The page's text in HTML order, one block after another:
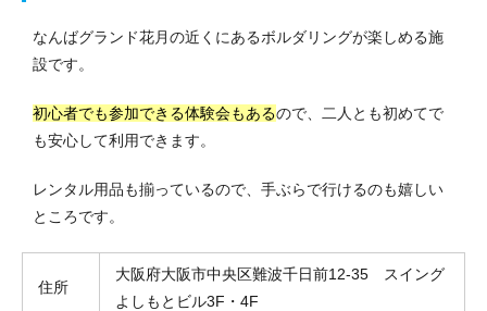
なんばグランド花月の近くにあるボルダリングが楽しめる施
設です。
初心者でも参加できる体験会もあるので、二人とも初めてで
も安心して利用できます。
レンタル用品も揃っているので、手ぶらで行けるのも嬉しい
ところです。
住所
大阪府大阪市中央区難波千日前12-35 スイング
よしもとビル3F・4F